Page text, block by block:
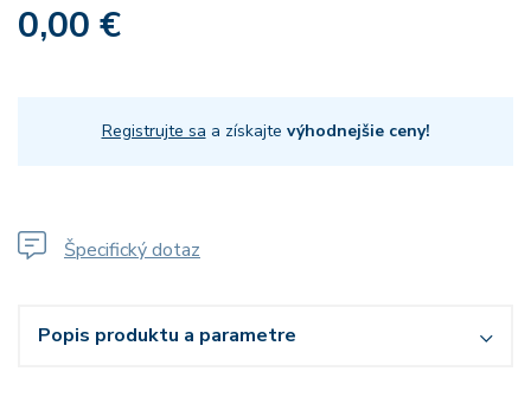
0,00 €
Registrujte sa a získajte výhodnejšie ceny!
Špecifický dotaz
Popis produktu a parametre